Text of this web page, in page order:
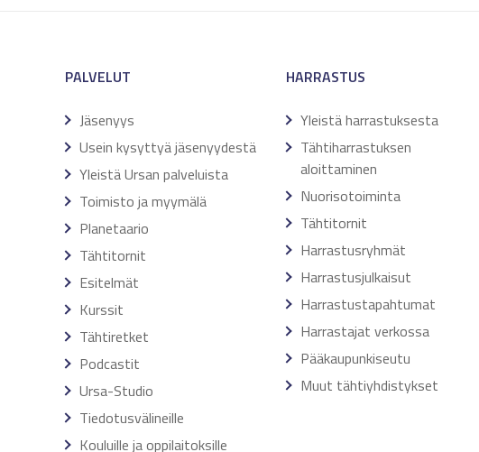
PALVELUT
Jäsenyys
Usein kysyttyä jäsenyydestä
Yleistä Ursan palveluista
Toimisto ja myymälä
Planetaario
Tähtitornit
Esitelmät
Kurssit
Tähtiretket
Podcastit
Ursa-Studio
Tiedotusvälineille
Kouluille ja oppilaitoksille
HARRASTUS
Yleistä harrastuksesta
Tähtiharrastuksen
aloittaminen
Nuorisotoiminta
Tähtitornit
Harrastusryhmät
Harrastusjulkaisut
Harrastustapahtumat
Harrastajat verkossa
Pääkaupunkiseutu
Muut tähtiyhdistykset